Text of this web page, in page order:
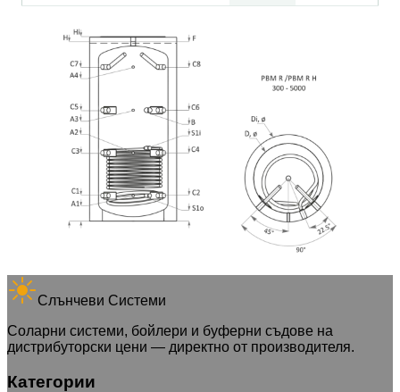
Слънчеви Системи
Соларни системи, бойлери и буферни съдове на
дистрибуторски цени — директно от производителя.
Категории